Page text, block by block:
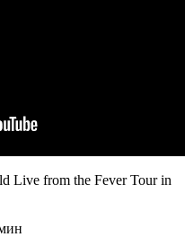
Live from the Fever Tour in